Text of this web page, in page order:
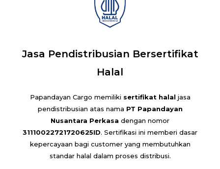
Jasa Pendistribusian Bersertifikat
Halal
Papandayan Cargo memiliki sertifikat halal jasa
pendistribusian atas nama PT Papandayan
Nusantara Perkasa dengan nomor
31110022721720625ID. Sertifikasi ini memberi dasar
kepercayaan bagi customer yang membutuhkan
standar halal dalam proses distribusi.